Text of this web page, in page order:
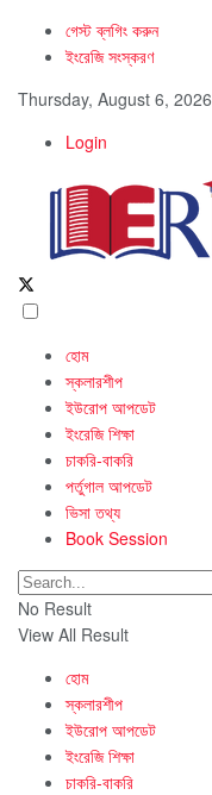
গেস্ট ব্লগিং করুন
ইংরেজি সংস্করণ
Thursday, August 6, 2026
Login
হোম
স্কলারশীপ
ইউরোপ আপডেট
ইংরেজি শিক্ষা
চাকরি-বাকরি
পর্তুগাল আপডেট
ভিসা তথ্য
Book Session
No Result
View All Result
হোম
স্কলারশীপ
ইউরোপ আপডেট
ইংরেজি শিক্ষা
চাকরি-বাকরি